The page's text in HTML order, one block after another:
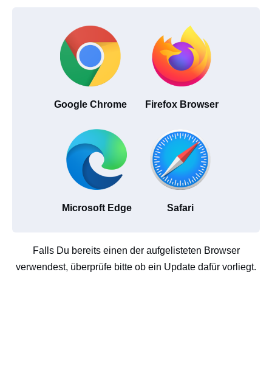
Google Chrome Firefox Browser
Microsoft Edge Safari
Falls Du bereits einen der aufgelisteten Browser
verwendest, überprüfe bitte ob ein Update dafür vorliegt.